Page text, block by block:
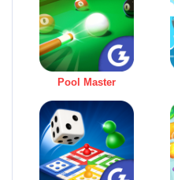
Pool Master